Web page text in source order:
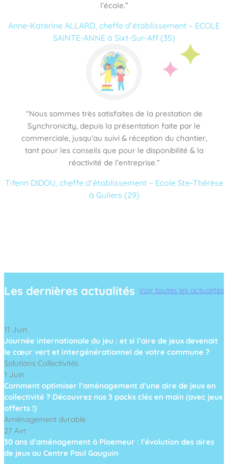
l’école.”
Anne-Katerine ALLARD, cheffe d’établissement – ECOLE
SAINTE-ANNE à Sixt-Sur-Aff (35)
“Nous sommes très satisfaites de la prestation de
Synchronicity, depuis la présentation faite par le
commerciale, jusqu’au suivi & réception du chantier,
tant pour les conseils que pour le disponibilité & la
réactivité de l’entreprise.”
Tifenn DIDOU, cheffe d’établissement – Ecole Ste-Thérèse
à Guilers (29)
Les dernières actualités Voir toutes les actualités
11 Juin
Journée internationale du jeu : et si l’aire de jeux devenait
le cœur vert et intergénérationnel de votre commune ?
Solutions Collectivités
1 Juin
Comment optimiser l’aménagement d’une aire de jeux en
collectivité ? Découvrez nos 3 packs clés en main (avec jeux
offerts !)
Aménagement durable
27 Avr
30 ans d’aménagement à Ploemeur : l’évolution des aires
de jeux au Centre Paul Gauguin